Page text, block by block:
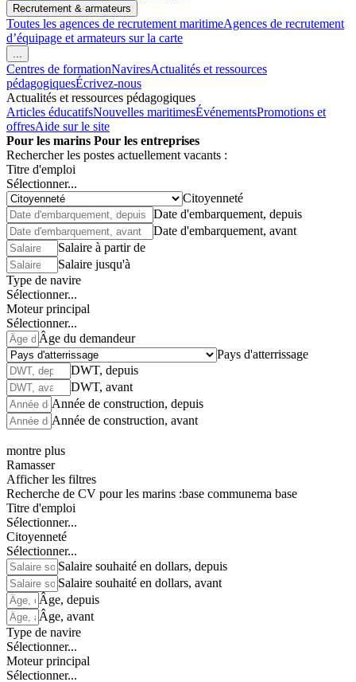
Recrutement & armateurs
Toutes les agences de recrutement maritimeAgences de recrutement
d’équipage et armateurs sur la carte
...
Centres de formationNaviresActualités et ressources
pédagogiquesÉcrivez-nous
Actualités et ressources pédagogiques
Articles éducatifsNouvelles maritimesÉvénementsPromotions et
offresAide sur le site
Pour les marins Pour les entreprises
Rechercher les postes actuellement vacants :
Titre d'emploi
Sélectionner...
Citoyenneté
Date d'embarquement, depuis
Date d'embarquement, avant
Salaire à partir de
Salaire jusqu'à
Type de navire
Sélectionner...
Moteur principal
Sélectionner...
Âge du demandeur
Pays d'atterrissage
DWT, depuis
DWT, avant
Année de construction, depuis
Année de construction, avant
montre plus
Ramasser
Afficher les filtres
Recherche de CV pour les marins :base communema base
Titre d'emploi
Sélectionner...
Citoyenneté
Sélectionner...
Salaire souhaité en dollars, depuis
Salaire souhaité en dollars, avant
Âge, depuis
Âge, avant
Type de navire
Sélectionner...
Moteur principal
Sélectionner...